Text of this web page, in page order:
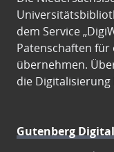
dem Service
Patenschaften für
übernehmen.
die Digitalisierung
Gutenberg Digital